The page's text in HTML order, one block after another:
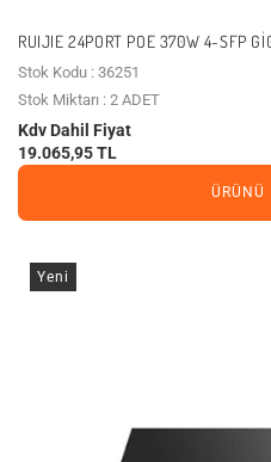
RUIJIE 24PORT POE 370W 4-SFP
REYEE RG-NBS3100-24GT4SFP-P
Stok Kodu : 36251
Stok Miktarı : 2 ADET
Kdv Dahil Fiyat
19.065,95 TL
ÜRÜNÜ
Yeni